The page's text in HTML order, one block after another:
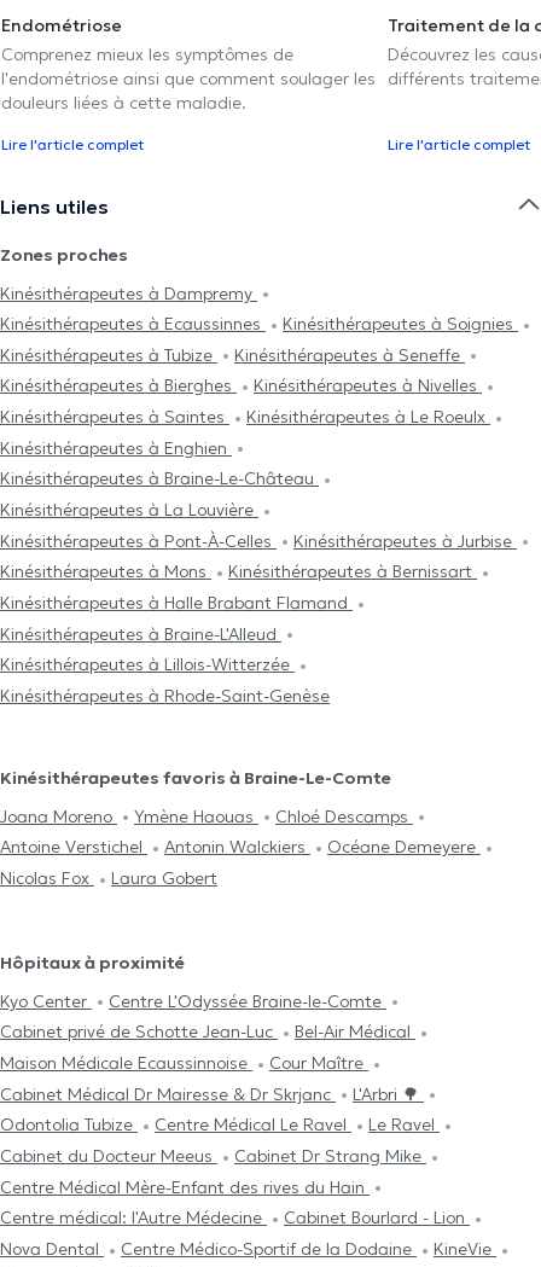
Endométriose
Comprenez mieux les symptômes de
l'endométriose ainsi que comment soulager les
douleurs liées à cette maladie.
Lire l'article complet
Traitement de la
Découvrez les
différents
Lire l'article complet
Liens utiles
Zones proches
Kinésithérapeutes à Dampremy
Kinésithérapeutes à Ecaussinnes
Kinésithérapeutes à Soignies
Kinésithérapeutes à Tubize
Kinésithérapeutes à Seneffe
Kinésithérapeutes à Bierghes
Kinésithérapeutes à Nivelles
Kinésithérapeutes à Saintes
Kinésithérapeutes à Le Roeulx
Kinésithérapeutes à Enghien
Kinésithérapeutes à Braine-Le-Château
Kinésithérapeutes à La Louvière
Kinésithérapeutes à Pont-À-Celles
Kinésithérapeutes à Jurbise
Kinésithérapeutes à Mons
Kinésithérapeutes à Bernissart
Kinésithérapeutes à Halle Brabant Flamand
Kinésithérapeutes à Braine-L'Alleud
Kinésithérapeutes à Lillois-Witterzée
Kinésithérapeutes à Rhode-Saint-Genèse
Kinésithérapeutes favoris à Braine-Le-Comte
Joana Moreno
Ymène Haouas
Chloé Descamps
Antoine Verstichel
Antonin Walckiers
Océane Demeyere
Nicolas Fox
Laura Gobert
Hôpitaux à proximité
Kyo Center
Centre L'Odyssée Braine-le-Comte
Cabinet privé de Schotte Jean-Luc
Bel-Air Médical
Maison Médicale Ecaussinnoise
Cour Maître
Cabinet Médical Dr Mairesse & Dr Skrjanc
L'Arbri 🌳
Odontolia Tubize
Centre Médical Le Ravel
Le Ravel
Cabinet du Docteur Meeus
Cabinet Dr Strang Mike
Centre Médical Mère-Enfant des rives du Hain
Centre médical: l'Autre Médecine
Cabinet Bourlard - Lion
Nova Dental
Centre Médico-Sportif de la Dodaine
KineVie